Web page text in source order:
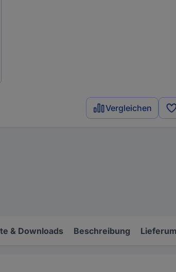
Vergleichen
& Downloads Beschreibung